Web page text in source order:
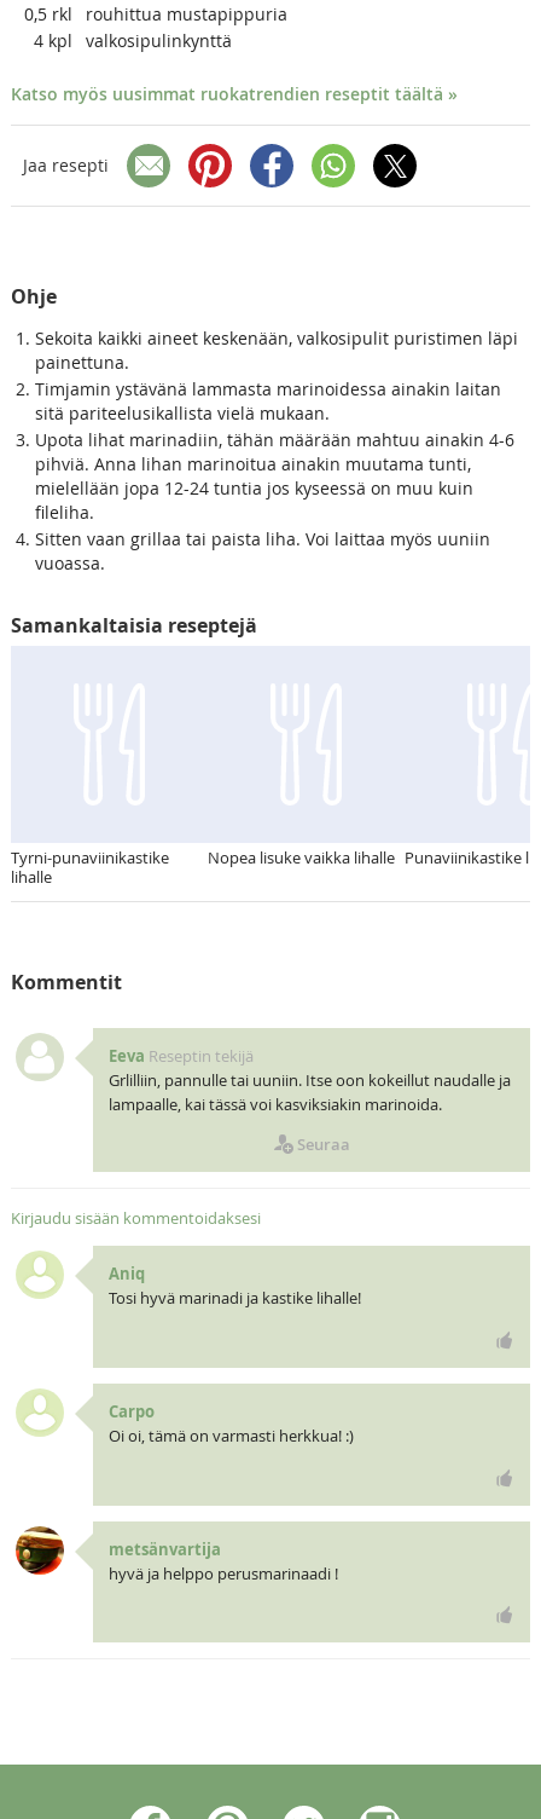
0,5 rkl
rouhittua mustapippuria
4 kpl valkosipulinkynttä
Katso myös uusimmat ruokatrendien reseptit täältä »
Jaa resepti
Ohje
Sekoita kaikki aineet keskenään, valkosipulit puristimen läpi
painettuna.
Timjamin ystävänä lammasta marinoidessa ainakin laitan
sitä pariteelusikallista vielä mukaan.
Upota lihat marinadiin, tähän määrään mahtuu ainakin 4-6
pihviä. Anna lihan marinoitua ainakin muutama tunti,
mielellään jopa 12-24 tuntia jos kyseessä on muu kuin
fileliha.
Sitten vaan grillaa tai paista liha. Voi laittaa myös uuniin
vuoassa.
Samankaltaisia reseptejä
Tyrni-punaviinikastike
lihalle
Nopea lisuke vaikka lihalle Punaviinikastike
Kommentit
Eeva Reseptin tekijä
Grlilliin, pannulle tai uuniin. Itse oon kokeillut naudalle ja
lampaalle, kai tässä voi kasviksiakin marinoida.
Seuraa
Kirjaudu sisään kommentoidaksesi
Aniq
Tosi hyvä marinadi ja kastike lihalle!
Carpo
Oi oi, tämä on varmasti herkkua! :)
metsänvartija
hyvä ja helppo perusmarinaadi !